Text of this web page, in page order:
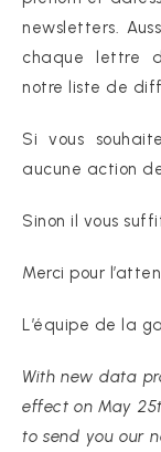
newsletters.
chaque lettre
notre liste de
Si vous
aucune action
Sinon il vous
Merci pour
L’équipe de la
With new data
effect on May
to send you our